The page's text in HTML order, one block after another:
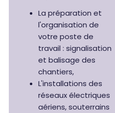
La préparation et
l'organisation de
votre poste de
travail : signalisation
et balisage des
chantiers,
L'installations des
réseaux électriques
aériens, souterrains